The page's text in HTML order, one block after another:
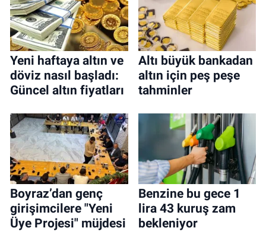
Yeni haftaya altın ve
döviz nasıl başladı:
Güncel altın fiyatları
Altı büyük bankadan
altın için peş peşe
tahminler
Boyraz’dan genç
girişimcilere "Yeni
Üye Projesi" müjdesi
Benzine bu gece 1
lira 43 kuruş zam
bekleniyor